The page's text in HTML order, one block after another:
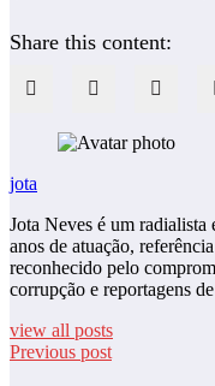
Share this content:
jota
Jota Neves é um
anos de atuação,
reconhecido pelo
corrupção e reportagens
view all posts
Previous post